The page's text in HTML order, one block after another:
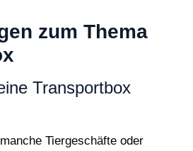
zum Thema
Transportbox
Tiergeschäfte oder